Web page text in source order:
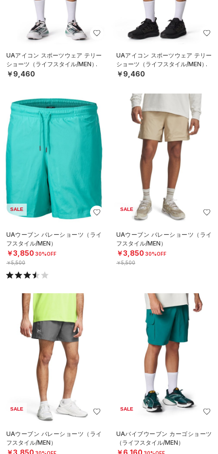
UAアイコン スポーツウェア テリー
ショーツ（ライフスタイル/MEN）
￥9,460
UAアイコン スポーツウェア テリー
ショーツ（ライフスタイル/MEN）
￥9,460
SALE
UAウーブン バレーショーツ（ライ
フスタイル/MEN）
￥3,850 30%OFF
￥5,500
SALE
UAウーブン バレーショーツ（ライ
フスタイル/MEN）
￥3,850 30%OFF
￥5,500
SALE
UAウーブン バレーショーツ（ライ
フスタイル/MEN）
SALE
UAバイブウーブン カーゴショーツ
（ライフスタイル/MEN）